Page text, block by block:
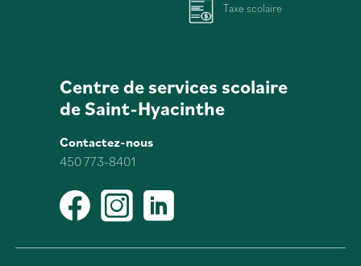
Taxe scolaire
Centre de services scolaire
de Saint-Hyacinthe
Contactez-nous
450 773-8401
Facebook
Instagram
LinkedIn